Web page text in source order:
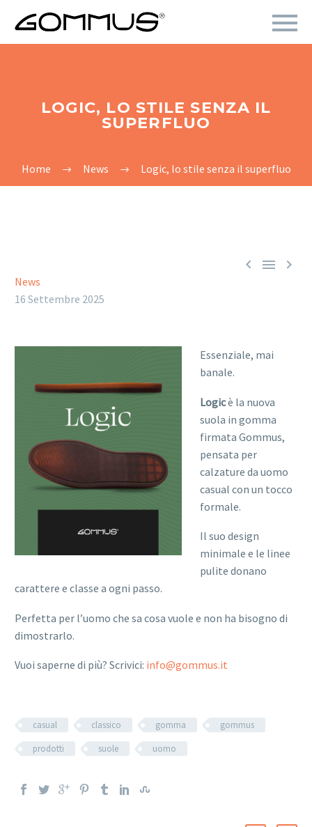
LOGIC, LO STILE SENZA IL
SUPERFLUO
Home News Logic, lo stile senza il superfluo
  
News
16 Settembre 2025
Essenziale, mai
banale.
Logicè la nuova
suola in gomma
firmata Gommus,
pensata per
calzature da uomo
casual con un tocco
formale.
Il suo design
minimale e le linee
pulite donano
carattere e classe a ogni passo.
Perfetta per l’uomo che sa cosa vuole e non ha bisogno di
dimostrarlo.
Vuoi saperne di più? Scrivici: info@gommus.it
casual classico gomma
gommus
prodotti
suole uomo